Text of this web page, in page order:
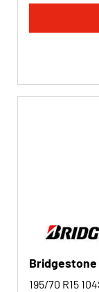
Bridgestone
195/70 R15 104